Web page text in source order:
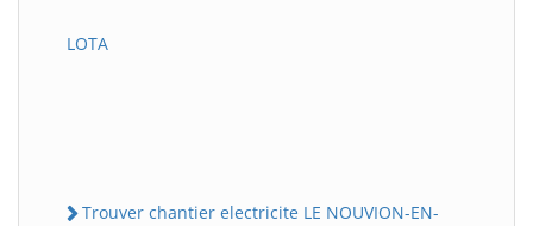
LOTA
Trouver chantier electricite LE NOUVION-EN-